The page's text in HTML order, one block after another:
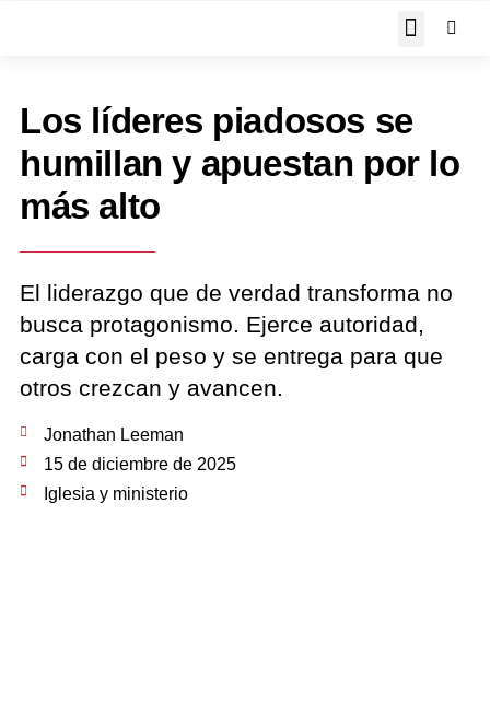
Los líderes piadosos se
humillan y apuestan por lo
más alto
El liderazgo que de verdad transforma no
busca protagonismo. Ejerce autoridad,
carga con el peso y se entrega para que
otros crezcan y avancen.
Jonathan Leeman
15 de diciembre de 2025
Iglesia y ministerio